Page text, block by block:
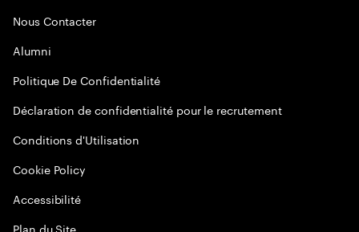
Nous Contacter
Alumni
Politique De Confidentialité
Déclaration de confidentialité pour le recrutement
Conditions d'Utilisation
Cookie Policy
Accessibilité
Plan du Site